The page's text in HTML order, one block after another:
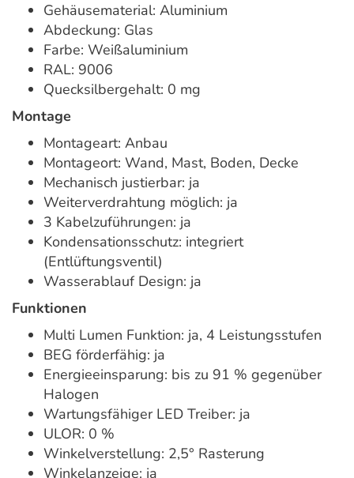
Gehäusematerial: Aluminium
Abdeckung: Glas
Farbe: Weißaluminium
RAL: 9006
Quecksilbergehalt: 0 mg
Montage
Montageart: Anbau
Montageort: Wand, Mast, Boden, Decke
Mechanisch justierbar: ja
Weiterverdrahtung möglich: ja
3 Kabelzuführungen: ja
Kondensationsschutz: integriert
(Entlüftungsventil)
Wasserablauf Design: ja
Funktionen
Multi Lumen Funktion: ja, 4 Leistungsstufen
BEG förderfähig: ja
Energieeinsparung: bis zu 91 % gegenüber
Halogen
Wartungsfähiger LED Treiber: ja
ULOR: 0 %
Winkelverstellung: 2,5° Rasterung
Winkelanzeige: ja